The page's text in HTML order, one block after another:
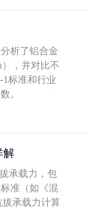
析了铝合金
），并对比不
1标准和行业
。
解
承载力，包
准（如《混
拔承载力计算